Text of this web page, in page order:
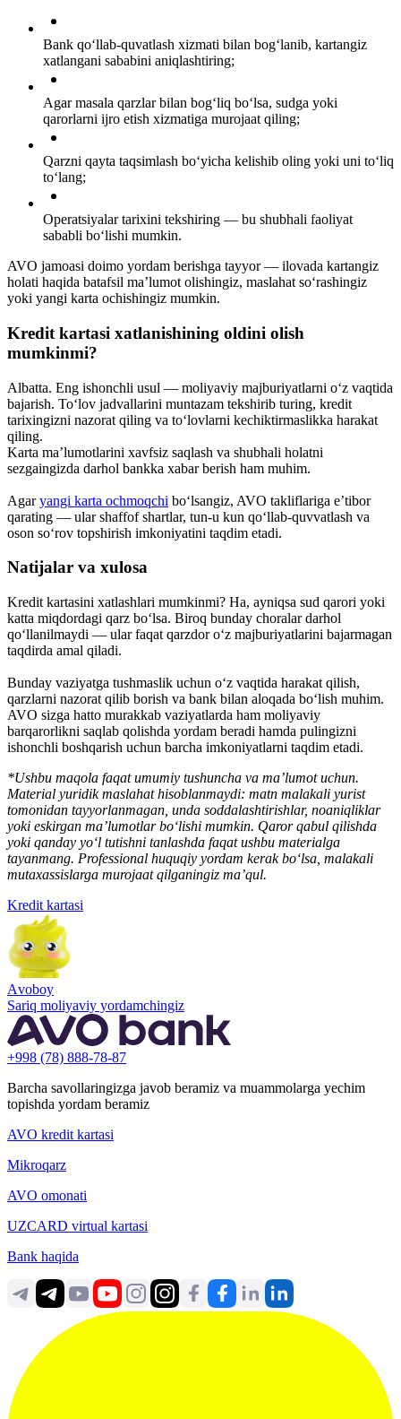
Bank qo‘llab-quvatlash xizmati bilan bog‘lanib, kartangiz
xatlangani sababini aniqlashtiring;
Agar masala qarzlar bilan bog‘liq bo‘lsa, sudga yoki
qarorlarni ijro etish xizmatiga murojaat qiling;
Qarzni qayta taqsimlash bo‘yicha kelishib oling yoki uni to‘liq
to‘lang;
Operatsiyalar tarixini tekshiring — bu shubhali faoliyat
sababli bo‘lishi mumkin.
AVO jamoasi doimo yordam berishga tayyor — ilovada kartangiz
holati haqida batafsil ma’lumot olishingiz, maslahat so‘rashingiz
yoki yangi karta ochishingiz mumkin.
Kredit kartasi xatlanishining oldini olish
mumkinmi?
Albatta. Eng ishonchli usul — moliyaviy majburiyatlarni o‘z vaqtida
bajarish. To‘lov jadvallarini muntazam tekshirib turing, kredit
tarixingizni nazorat qiling va to‘lovlarni kechiktirmaslikka harakat
qiling.
Karta ma’lumotlarini xavfsiz saqlash va shubhali holatni
sezgaingizda darhol bankka xabar berish ham muhim.
Agaryangi karta ochmoqchi bo‘lsangiz, AVO takliflariga e’tibor
qarating — ular shaffof shartlar, tun-u kun qo‘llab-quvvatlash va
oson so‘rov topshirish imkoniyatini taqdim etadi.
Natijalar va xulosa
Kredit kartasini xatlashlari mumkinmi? Ha, ayniqsa sud qarori yoki
katta miqdordagi qarz bo‘lsa. Biroq bunday choralar darhol
qo‘llanilmaydi — ular faqat qarzdor o‘z majburiyatlarini bajarmagan
taqdirda amal qiladi.
Bunday vaziyatga tushmaslik uchun o‘z vaqtida harakat qilish,
qarzlarni nazorat qilib borish va bank bilan aloqada bo‘lish muhim.
AVO sizga hatto murakkab vaziyatlarda ham moliyaviy
barqarorlikni saqlab qolishda yordam beradi hamda pulingizni
ishonchli boshqarish uchun barcha imkoniyatlarni taqdim etadi.
*Ushbu maqola faqat umumiy tushuncha va ma’lumot uchun.
Material yuridik maslahat hisoblanmaydi: matn malakali yurist
tomonidan tayyorlanmagan, unda soddalashtirishlar, noaniqliklar
yoki eskirgan ma’lumotlar bo‘lishi mumkin. Qaror qabul qilishda
yoki qanday yo‘l tutishni tanlashda faqat ushbu materialga
tayanmang. Professional huquqiy yordam kerak bo‘lsa, malakali
mutaxassislarga murojaat qilganingiz ma’qul.
Kredit kartasi
Аvoboy
Sariq moliyaviy yordamchingiz
+998 (78) 888-78-87
Barcha savollaringizga javob beramiz va muammolarga yechim
topishda yordam beramiz
AVO kredit kartasi
Mikroqarz
AVO omonati
UZCARD virtual kartasi
Bank haqida